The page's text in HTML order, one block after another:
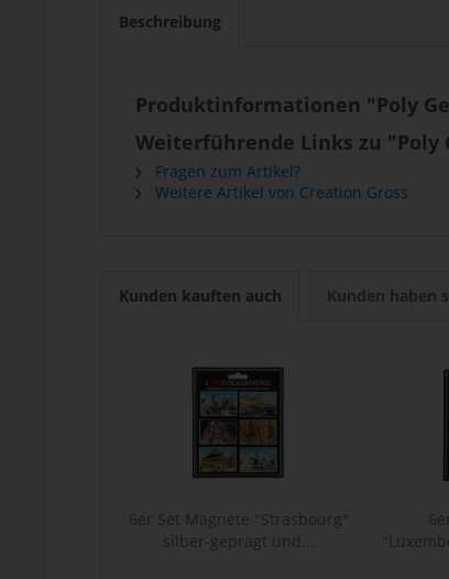
Beschreibung
Produktinformationen "Poly
Weiterführende Links zu "Poly
Fragen zum Artikel?
Weitere Artikel von Creation Gross
Kunden kauften auch Kunden haben
6er Set Magnete "Strasbourg"
silber-geprägt und...